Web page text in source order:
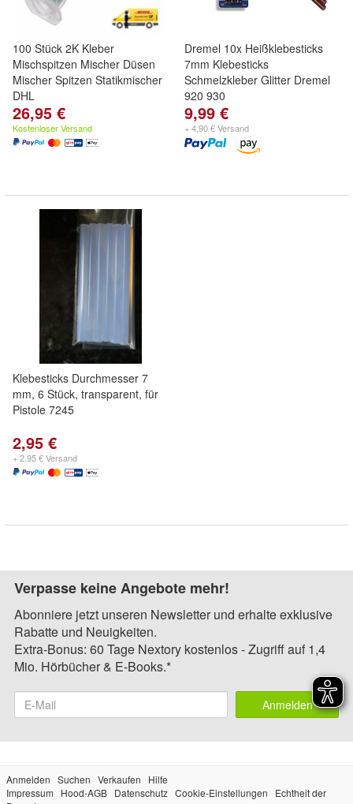
100 Stück 2K Kleber
Mischspitzen Mischer Düsen
Mischer Spitzen Statikmischer
DHL
26,95 €
Kostenloser Versand
Dremel 10x Heißklebesticks
7mm Klebesticks
Schmelzkleber Glitter Dremel
920 930
9,99 €
+ 4,90 € Versand
Klebesticks Durchmesser 7
mm, 6 Stück, transparent, für
Pistole 7245
2,95 €
+ 2,95 € Versand
Verpasse keine Angebote mehr!
Abonniere jetzt unseren Newsletter und erhalte exklusive
Rabatte und Neuigkeiten.
Extra-Bonus: 60 Tage Nextory kostenlos - Zugriff auf 1,4
Mio. Hörbücher & E-Books.*
Anmelden
Anmelden Suchen Verkaufen
Hilfe
Impressum
Hood-AGB Datenschutz Cookie-Einstellungen
Echtheit der